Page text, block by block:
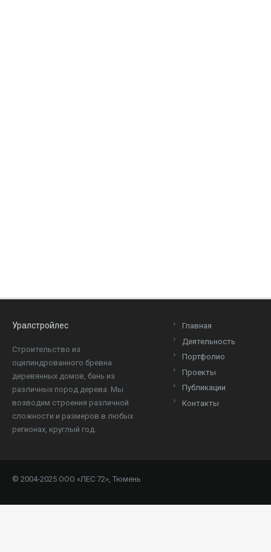
Уралстройлес
Cтроительство из
оцилиндрованного бревна
деревянных домов, бань из
различных пород дерева. Мы
возводим строения различной
сложности и размеров в любых
регионах, круглый год.
Главная
Деятельность
Портфолио
Проекты
Публикации
Контакты
© 2004-2025 ООО «ЛЕС 72», Тюмень